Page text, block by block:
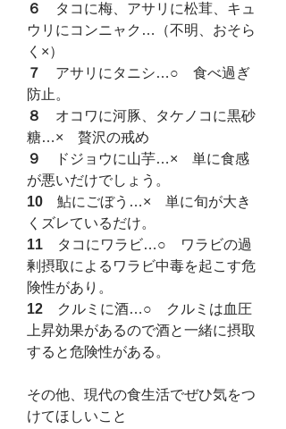
６
タコに梅、アサリに松茸、キュ
ウリにコンニャク…（不明、おそら
く×）
７ アサリにタニシ…○　食べ過ぎ
防止。
８ オコワに河豚、タケノコに黒砂
糖…×　贅沢の戒め
９
ドジョウに山芋…×　単に食感
が悪いだけでしょう。
10 鮎にごぼう…×　単に旬が大き
くズレているだけ。
11
タコにワラビ…○　ワラビの過
剰摂取によるワラビ中毒を起こす危
険性があり。
12
クルミに酒…○　クルミは血圧
上昇効果があるので酒と一緒に摂取
すると危険性がある。
その他、現代の食生活でぜひ気をつ
けてほしいこと